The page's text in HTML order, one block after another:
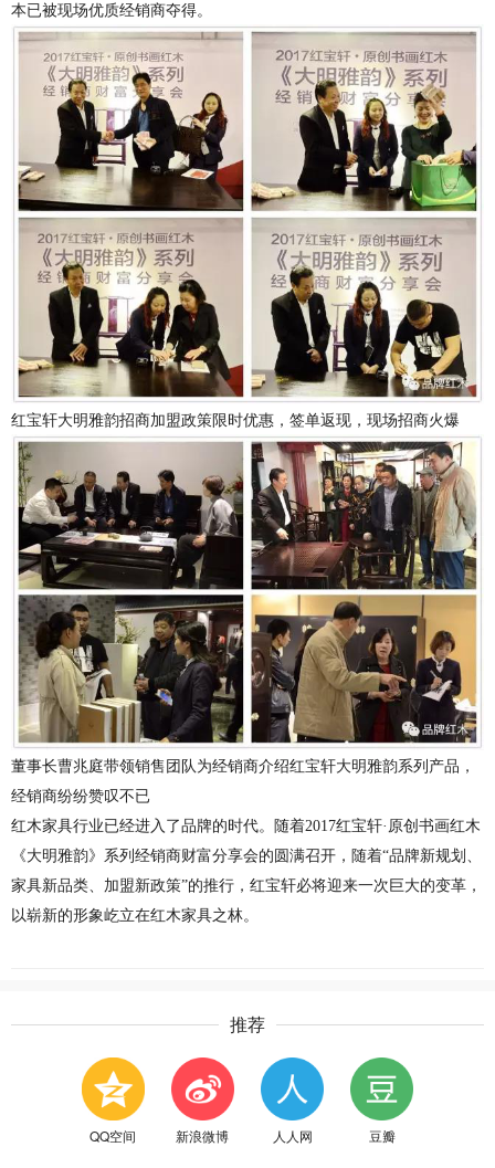
本已被现场优质经销商夺得。
红宝轩大明雅韵招商加盟政策限时优惠，签单返现，现场招商火爆
董事长曹兆庭带领销售团队为经销商介绍红宝轩大明雅韵系列产品，
经销商纷纷赞叹不已
红木家具行业已经进入了品牌的时代。随着2017红宝轩·原创书画红木
《大明雅韵》系列经销商财富分享会的圆满召开，随着“品牌新规划、
家具新品类、加盟新政策”的推行，红宝轩必将迎来一次巨大的变革，
以崭新的形象屹立在红木家具之林。
推荐
QQ空间 新浪微博 人人网 豆瓣